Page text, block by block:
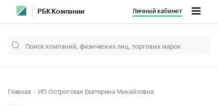
РБК Компании Личный кабинет
Главная ИП Острогская Екатерина Михайловна